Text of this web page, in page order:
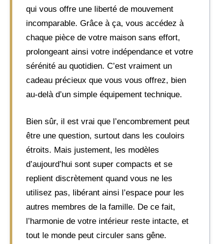
qui vous offre une liberté de mouvement
incomparable. Grâce à ça, vous accédez à
chaque pièce de votre maison sans effort,
prolongeant ainsi votre indépendance et votre
sérénité au quotidien. C’est vraiment un
cadeau précieux que vous vous offrez, bien
au-delà d’un simple équipement technique.
Bien sûr, il est vrai que l’encombrement peut
être une question, surtout dans les couloirs
étroits. Mais justement, les modèles
d’aujourd’hui sont super compacts et se
replient discrètement quand vous ne les
utilisez pas, libérant ainsi l’espace pour les
autres membres de la famille. De ce fait,
l’harmonie de votre intérieur reste intacte, et
tout le monde peut circuler sans gêne.